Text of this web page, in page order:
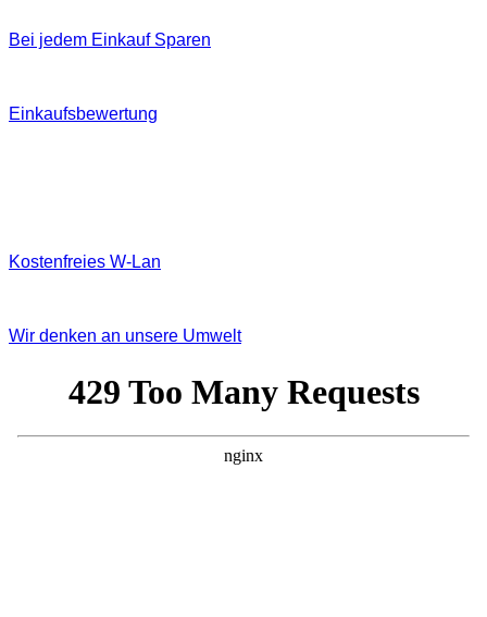
Bei jedem Einkauf Sparen
Einkaufsbewertung
Kostenfreies W‐Lan
Wir denken an unsere Umwelt